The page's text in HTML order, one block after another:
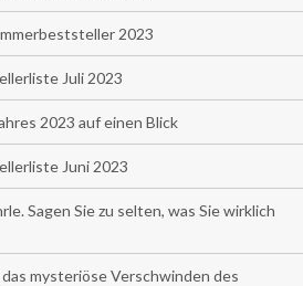
2023
Juli 2023
2023 auf einen Blick
Juni 2023
Sagen Sie zu selten, was Sie wirklich
mysteriöse Verschwinden des